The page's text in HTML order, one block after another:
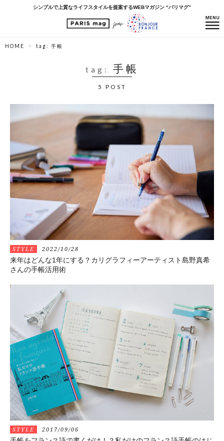
シンプルで上質なライフスタイルを提案するWEBマガジン “パリマグ”
HOME tag: 手帳
tag: 手帳
5 POST
STYLE 2022/10/28
来年はどんな1年にする？カリグラフィーアーティスト島野真希
さんの手帳活用術
STYLE 2017/09/06